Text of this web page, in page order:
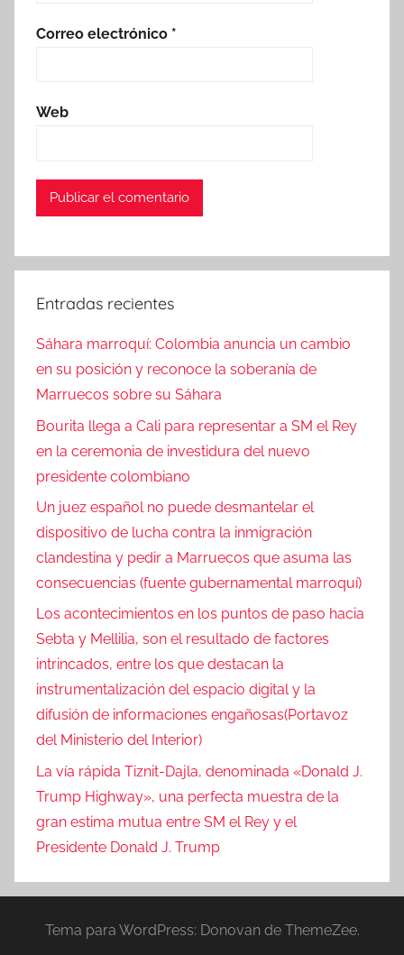
Correo electrónico *
Web
Entradas recientes
Sáhara marroquí: Colombia anuncia un cambio
en su posición y reconoce la soberanía de
Marruecos sobre su Sáhara
Bourita llega a Cali para representar a SM el Rey
en la ceremonia de investidura del nuevo
presidente colombiano
Un juez español no puede desmantelar el
dispositivo de lucha contra la inmigración
clandestina y pedir a Marruecos que asuma las
consecuencias (fuente gubernamental marroquí)
Los acontecimientos en los puntos de paso hacia
Sebta y Mellilia, son el resultado de factores
intrincados, entre los que destacan la
instrumentalización del espacio digital y la
difusión de informaciones engañosas(Portavoz
del Ministerio del Interior)
La vía rápida Tiznit-Dajla, denominada «Donald J.
Trump Highway», una perfecta muestra de la
gran estima mutua entre SM el Rey y el
Presidente Donald J. Trump
Tema para WordPress: Donovan de ThemeZee.